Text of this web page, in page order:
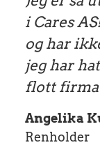
i Cares
og har
jeg har
flott firma
Angelika
Renholder